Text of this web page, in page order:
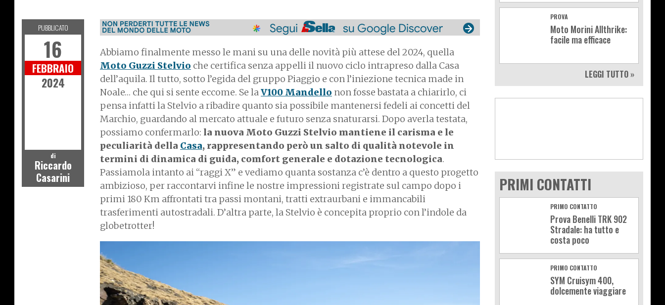
Abbiamo finalmente messo le mani su una delle novità più attese del 2024, quella
Moto Guzzi Stelvio che certifica senza appelli il nuovo ciclo intrapreso dalla Casa
dell’aquila. Il tutto, sotto l’egida del gruppo Piaggio e con l’iniezione tecnica made in
Noale… che qui si sente eccome. Se laV100 Mandello non fosse bastata a chiarirlo, ci
pensa infatti la Stelvio a ribadire quanto sia possibile mantenersi fedeli ai concetti del
Marchio, guardando al mercato attuale e futuro senza snaturarsi. Dopo averla testata,
possiamo confermarlo: la nuova Moto Guzzi Stelvio mantiene il carisma e le
peculiarità della Casa, rappresentando però un salto di qualità notevole in
termini di dinamica di guida, comfort generale e dotazione tecnologica.
Passiamola intanto ai “raggi X” e vediamo quanta sostanza c’è dentro a questo progetto
ambizioso, per raccontarvi infine le nostre impressioni registrate sul campo dopo i
primi 180 Km affrontati tra passi montani, tratti extraurbani e immancabili
trasferimenti autostradali. D’altra parte, la Stelvio è concepita proprio con l’indole da
globetrotter!
PUBBLICATO
16
FEBBRAIO
2024
di
Riccardo
Casarini
PROVA
Moto Morini Allthrike:
facile ma efficace
LEGGI TUTTO »
PRIMI CONTATTI
PRIMO CONTATTO
Prova Benelli TRK 902
Stradale: ha tutto e
costa poco
PRIMO CONTATTO
SYM Cruisym 400,
dolcemente viaggiare